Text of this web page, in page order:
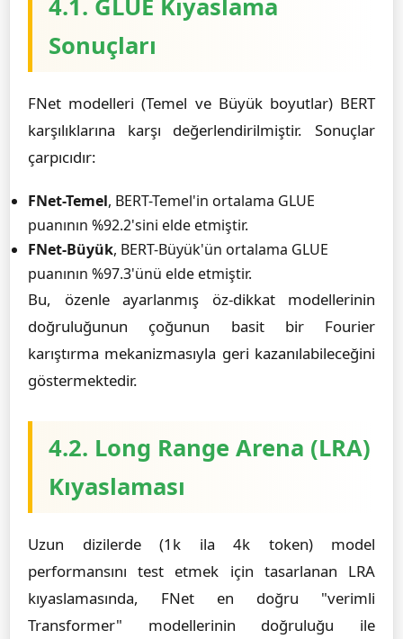
4.1. GLUE Kıyaslama
Sonuçları
FNet modelleri (Temel ve Büyük boyutlar) BERT
karşılıklarına karşı değerlendirilmiştir. Sonuçlar
çarpıcıdır:
FNet-Temel, BERT-Temel'in ortalama GLUE
puanının %92.2'sini elde etmiştir.
FNet-Büyük, BERT-Büyük'ün ortalama GLUE
puanının %97.3'ünü elde etmiştir.
Bu, özenle ayarlanmış öz-dikkat modellerinin
doğruluğunun çoğunun basit bir Fourier
karıştırma mekanizmasıyla geri kazanılabileceğini
göstermektedir.
4.2. Long Range Arena (LRA)
Kıyaslaması
Uzun dizilerde (1k ila 4k token) model
performansını test etmek için tasarlanan LRA
kıyaslamasında, FNet en doğru "verimli
Transformer" modellerinin doğruluğu ile